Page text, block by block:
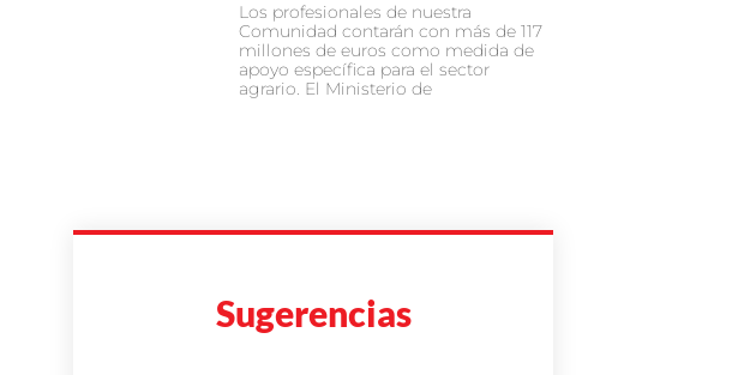
Los profesionales de nuestra
Comunidad contarán con más de 117
millones de euros como medida de
apoyo específica para el sector
agrario. El Ministerio de
Sugerencias